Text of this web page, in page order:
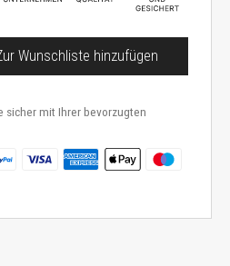
Wunschliste hinzufügen
sicher mit Ihrer bevorzugten